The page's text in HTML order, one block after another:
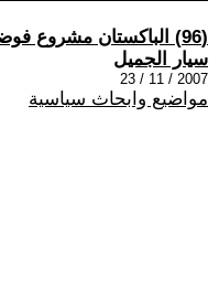
(96) الباكستان مشروع فوضى خلاقة جديد !
سيار الجميل
2007 / 11 / 23
مواضيع وابحاث سياسية